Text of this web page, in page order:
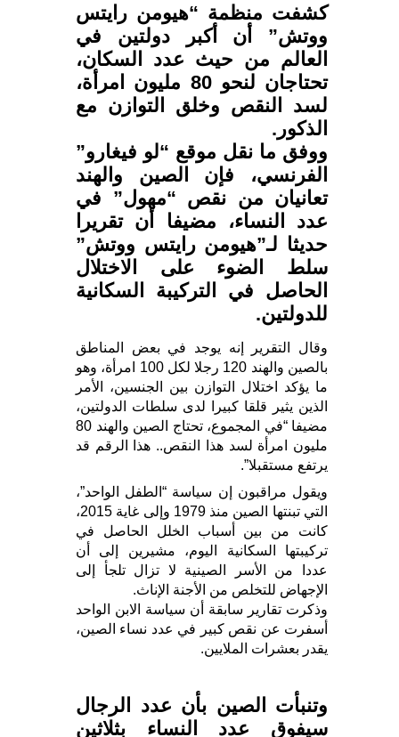
كشفت منظمة “هيومن رايتس
ووتش” أن أكبر دولتين في
العالم من حيث عدد السكان،
تحتاجان لنحو 80 مليون امرأة،
لسد النقص وخلق التوازن مع
الذكور.
ووفق ما نقل موقع “لو فيغارو”
الفرنسي، فإن الصين والهند
تعانيان من نقص “مهول” في
عدد النساء، مضيفا أن تقريرا
حديثا لـ”هيومن رايتس ووتش”
سلط الضوء على الاختلال
الحاصل في التركيبة السكانية
للدولتين.
وقال التقرير إنه يوجد في بعض المناطق
بالصين والهند 120 رجلا لكل 100 امرأة، وهو
ما يؤكد اختلال التوازن بين الجنسين، الأمر
الذين يثير قلقا كبيرا لدى سلطات الدولتين،
مضيفا “في المجموع، تحتاج الصين والهند 80
مليون امرأة لسد هذا النقص.. هذا الرقم قد
يرتفع مستقبلا”.
ويقول مراقبون إن سياسة “الطفل الواحد”،
التي تبنتها الصين منذ 1979 وإلى غاية 2015،
كانت من بين أسباب الخلل الحاصل في
تركيبتها السكانية اليوم، مشيرين إلى أن
عددا من الأسر الصينية لا تزال تلجأ إلى
الإجهاض للتخلص من الأجنة الإناث.
وذكرت تقارير سابقة أن سياسة الابن الواحد
أسفرت عن نقص كبير في عدد نساء الصين،
يقدر بعشرات الملايين.
وتنبأت الصين بأن عدد الرجال
سيفوق عدد النساء بثلاثين